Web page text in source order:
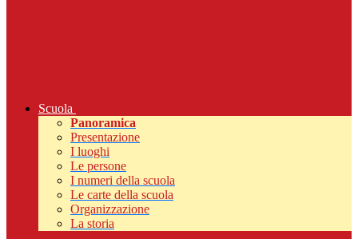
Scuola
Panoramica
Presentazione
I luoghi
Le persone
I numeri della scuola
Le carte della scuola
Organizzazione
La storia